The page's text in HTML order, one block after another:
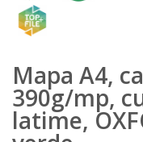
Mapa A4,
390g/mp,
latime,